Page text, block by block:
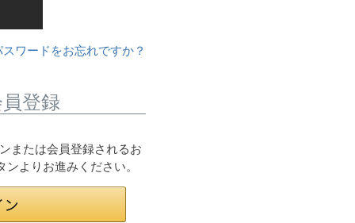
スワードをお忘れですか？
登録
または会員登録されるお
よりお進みください。